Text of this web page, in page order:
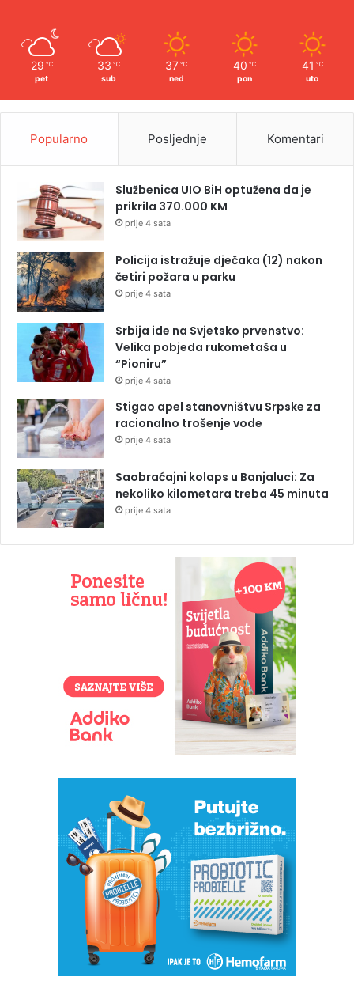
29 ℃
pet
33 ℃
sub
37 ℃
ned
40 ℃
pon
41 ℃
uto
Popularno Posljednje Komentari
Službenica UIO BiH optužena da je
prikrila 370.000 KM
prije 4 sata
Policija istražuje dječaka (12) nakon
četiri požara u parku
prije 4 sata
Srbija ide na Svjetsko prvenstvo:
Velika pobjeda rukometaša u
“Pioniru”
prije 4 sata
Stigao apel stanovništvu Srpske za
racionalno trošenje vode
prije 4 sata
Saobraćajni kolaps u Banjaluci: Za
nekoliko kilometara treba 45 minuta
prije 4 sata